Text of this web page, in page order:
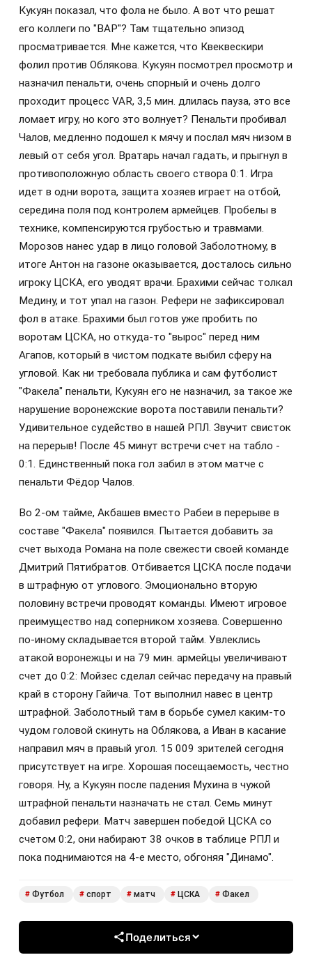
Кукуян показал, что фола не было. А вот что решат
его коллеги по "ВАР"? Там тщательно эпизод
просматривается. Мне кажется, что Квеквескири
фолил против Облякова. ​Кукуян посмотрел просмотр и
назначил пенальти, очень спорный и очень долго
проходит процесс VAR, 3,5 мин. длилась пауза, это все
ломает игру, но кого это волнует? Пенальти пробивал
Чалов, медленно подошел к мячу и послал мяч низом в
левый от себя угол. Вратарь начал гадать, и прыгнул в
противоположную область своего створа 0:1. Игра
идет в одни ворота, защита хозяев играет на отбой,
середина поля под контролем армейцев. Пробелы в
технике, компенсируются грубостью и травмами.
Морозов нанес удар в лицо головой Заболотному, в
итоге Антон на газоне оказывается, досталось сильно
игроку ЦСКА, его уводят врачи. Брахими сейчас толкал
Медину, и тот упал на газон. Рефери не зафиксировал
фол в атаке. Брахими был готов уже пробить по
воротам ЦСКА, но откуда-то "вырос" перед ним
Агапов, который в чистом подкате выбил сферу на
угловой. Как ни требовала публика и сам футболист
"Факела" пенальти, Кукуян его не назначил, за такое же
нарушение воронежские ворота поставили пенальти?
Удивительное судейство в нашей РПЛ. Звучит свисток
на перерыв! После 45 минут встречи счет на табло -
0:1. Единственный пока гол забил в этом матче с
пенальти Фёдор Чалов.
Во 2-ом тайме, Акбашев вместо Рабеи в перерыве в
составе "Факела" появился. Пытается добавить за
счет выхода Романа на поле свежести своей команде
Дмитрий Пятибратов. Отбивается ЦСКА после подачи
в штрафную от углового. Эмоционально вторую
половину встречи проводят команды. Имеют игровое
преимущество над соперником хозяева. Совершенно
по-иному складывается второй тайм. Увлеклись
атакой воронежцы и​ на 79 мин. армейцы увеличивают
счет до 0:2: Мойзес сделал сейчас передачу на правый
край в сторону Гайича. Тот выполнил навес в центр
штрафной. Заболотный там в борьбе сумел каким-то
чудом головой скинуть на Облякова, а Иван в касание
направил мяч в правый угол. 15 009 зрителей сегодня
присутствует на игре. Хорошая посещаемость, честно
говоря. Ну, а Кукуян после падения Мухина в чужой
штрафной пенальти назначать не стал.​ Семь минут
добавил рефери. Матч завершен победой ЦСКА со
счетом 0:2, они набирают 38 очков в таблице РПЛ и
пока поднимаются на 4-е место, обгоняя "Динамо".
# Футбол # спорт # матч # ЦСКА # Факел
Поделиться